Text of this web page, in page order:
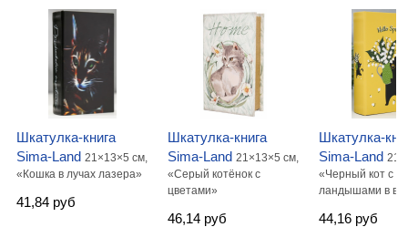
Шкатулка-книга
Sima-Land 21×13×5 см,
«Кошка в лучах лазера»
41,84 руб
Шкатулка-книга
Sima-Land 21×13×5 см,
«Серый котёнок с
цветами»
46,14 руб
Шкатулка-
Sima-Land
«Черный кот с
ландышами в
44,16 руб